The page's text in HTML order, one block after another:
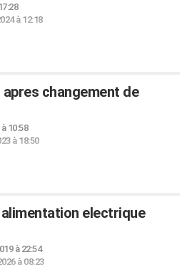
à 12:18
changement de
10:58
à 18:50
electrique
à 22:54
à 08:23